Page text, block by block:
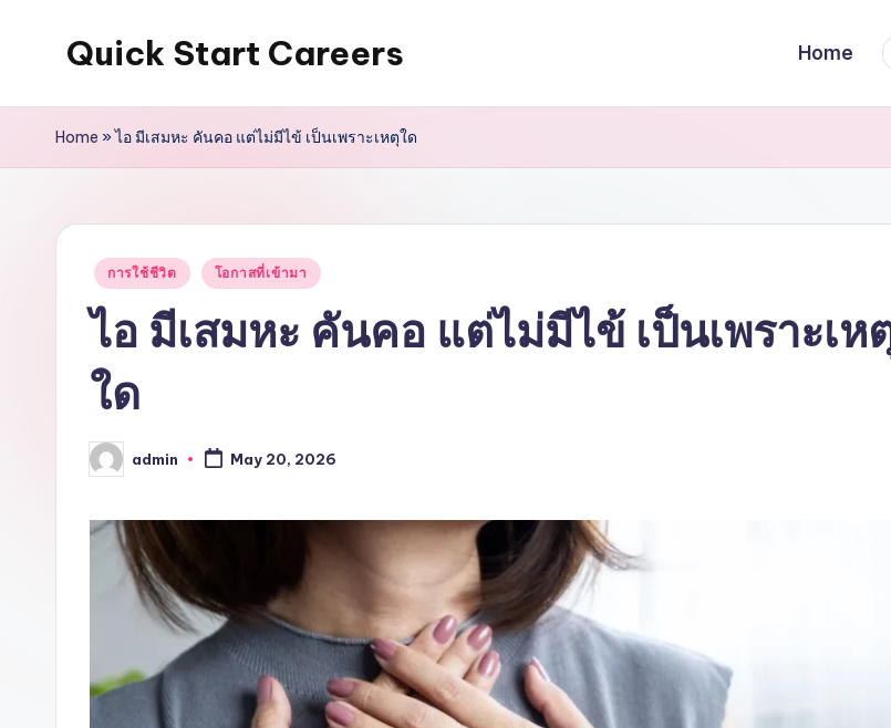
Quick Start Careers Home
Home »ไอ มีเสมหะ คันคอ แต่ไม่มีไข้ เป็นเพราะเหตุใด
Posted
การใช้ชีวิต โอกาสที่เข้ามา
ไอ มีเสมหะ คันคอ แต่ไม่มีไข้ เป็นเพราะเห
ใด
Posted
by
admin May 20, 2026